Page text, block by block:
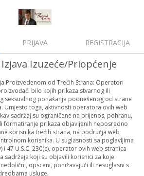
PRIJAVA REGISTRACIJA
Izjava Izuzeće/Priopćenje
Proizvedenom od Trećih Strana: Operatori
bilo kojih prikaza stvarnog ili
seksualnog ponašanja podnešenog od strane
Umjesto toga, aktivnosti operatora ovih web
sadržaj su ograničene na prijenos, pohranu,
formatiranje prikaza objavljenih neposredno
korisnika trećih strana, na područja web
korisnika. U suglasnosti sa poglavljima
i 47 U.S.C. 230(c), operator ovih web stranica
sadržaja koji su objavili korisnici za koje
opsceni, ponižavajući ili nesuglasni s
usluge.